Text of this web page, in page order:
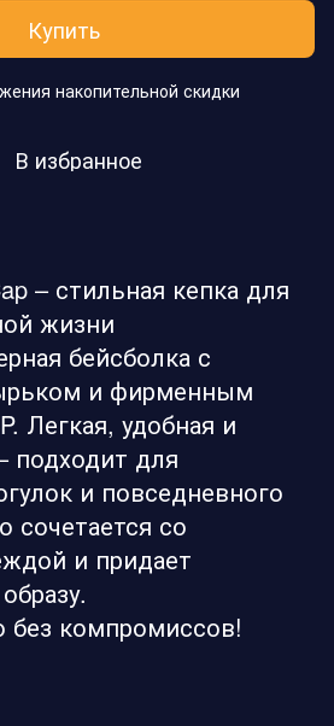
Купить
накопительной скидки
В избранное
– стильная кепка для
жизни
бейсболка с
и фирменным
Легкая, удобная и
подходит для
и повседневного
сочетается со
и придает
без компромиссов!